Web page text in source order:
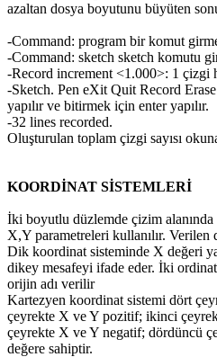
azaltan dosya boyutunu büyüten
-Command: program bir komut
-Command: sketch sketch komutu
-Record increment <1.000>: 1 çizgi
-Sketch. Pen eXit Quit Record
yapılır ve bitirmek için enter yapılır.
-32 lines recorded.
Oluşturulan toplam çizgi sayısı
KOORDİNAT SİSTEMLERİ
İki boyutlu düzlemde çizim
X,Y parametreleri kullanılır.
Dik koordinat sisteminde X değeri
dikey mesafeyi ifade eder. İki
orijin adı verilir
Kartezyen koordinat sistemi dört
çeyrekte X ve Y pozitif; ikinci
çeyrekte X ve Y negatif; dördüncü
değere sahiptir.